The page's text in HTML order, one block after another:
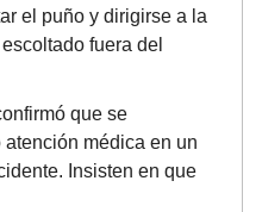
el puño y dirigirse a la
fuera del
que se
médica en un
Insisten en que